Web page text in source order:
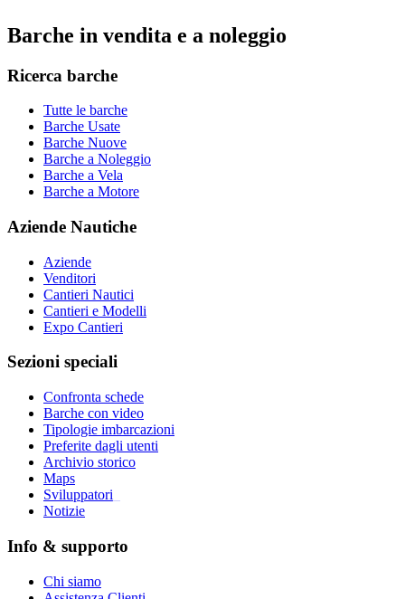
Barche in vendita e a noleggio
Ricerca barche
Tutte le barche
Barche Usate
Barche Nuove
Barche a Noleggio
Barche a Vela
Barche a Motore
Aziende Nautiche
Aziende
Venditori
Cantieri Nautici
Cantieri e Modelli
Expo Cantieri
Sezioni speciali
Confronta schede
Barche con video
Tipologie imbarcazioni
Preferite dagli utenti
Archivio storico
Maps
Sviluppatori
Notizie
Info & supporto
Chi siamo